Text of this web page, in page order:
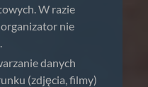
W razie
nie
danych
(zdjęcia, filmy)